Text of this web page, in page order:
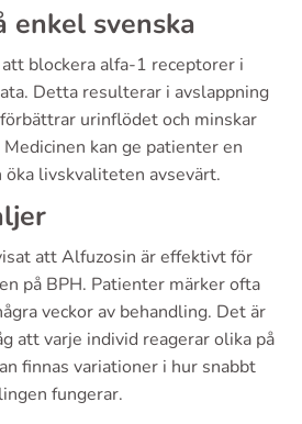
enkel svenska
blockera alfa-1 receptorer i
Detta resulterar i avslappning
urinflödet och minskar
kan ge patienter en
öka livskvaliteten avsevärt.
att Alfuzosin är effektivt för
på BPH. Patienter märker ofta
veckor av behandling. Det är
att varje individ reagerar olika på
finnas variationer i hur snabbt
fungerar.